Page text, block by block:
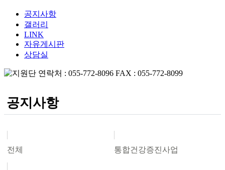
공지사항
갤러리
LINK
자유게시판
상담실
공지사항
전체 통합건강증진사업